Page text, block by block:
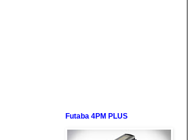
Futaba 4PM PLUS